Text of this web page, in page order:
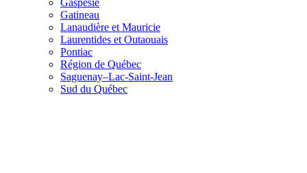
Gaspésie
Gatineau
Lanaudière et Mauricie
Laurentides et Outaouais
Pontiac
Région de Québec
Saguenay–Lac-Saint-Jean
Sud du Québec